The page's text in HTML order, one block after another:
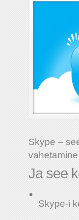
Skype –
Ja see
Skype-i